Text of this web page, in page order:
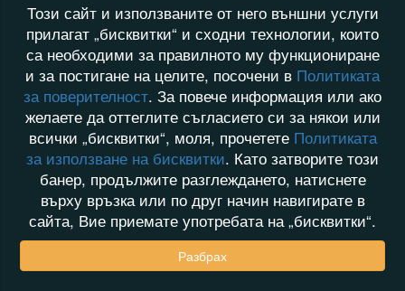
Този сайт и използваните от него външни услуги
прилагат „бисквитки“ и сходни технологии, които
са необходими за правилното му функциониране
и за постигане на целите, посочени в Политиката
за поверителност. За повече информация или ако
желаете да оттеглите съгласието си за някои или
всички „бисквитки“, моля, прочетете Политиката
за използване на бисквитки. Като затворите този
банер, продължите разглеждането, натиснете
върху връзка или по друг начин навигирате в
сайта, Вие приемате употребата на „бисквитки“.
Разбрах